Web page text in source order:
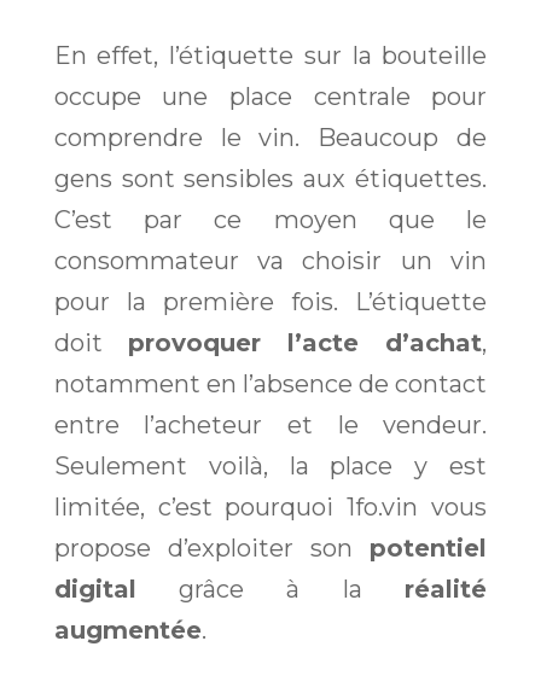
En effet, l’étiquette sur la bouteille
occupe une place centrale pour
comprendre le vin. Beaucoup de
gens sont sensibles aux étiquettes.
C’est par ce moyen que le
consommateur va choisir un vin
pour la première fois. L’étiquette
doit provoquer l’acte d’achat,
notamment en l’absence de contact
entre l’acheteur et le vendeur.
Seulement voilà, la place y est
limitée, c’est pourquoi 1fo.vin vous
propose d’exploiter son potentiel
digital grâce à la réalité
augmentée.